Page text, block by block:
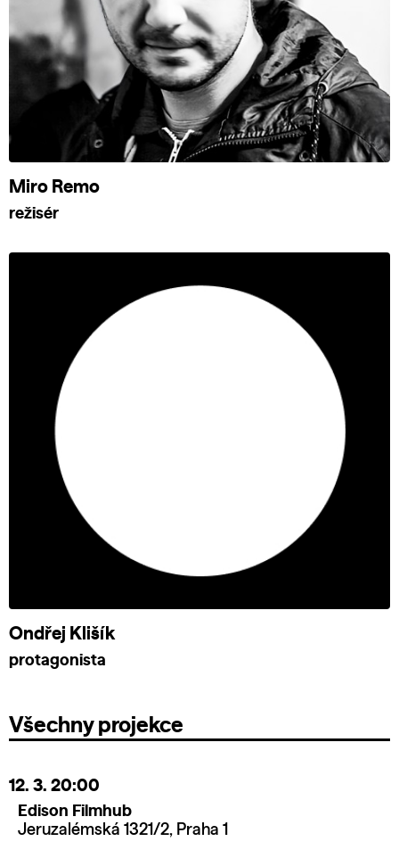
Miro Remo
režisér
Ondřej Klišík
protagonista
Všechny projekce
12. 3. 20:00
Edison Filmhub
Jeruzalémská 1321/2, Praha 1